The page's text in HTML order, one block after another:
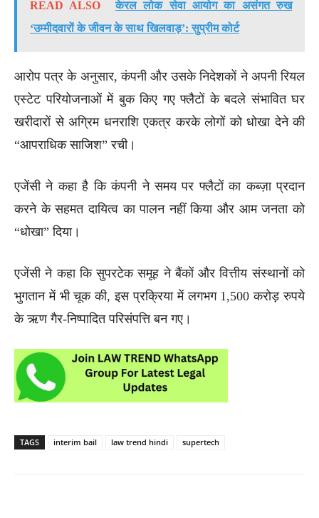
READ ALSO
केरल लोक सेवा आयोग का असंगत रुख
‘उम्मीदवारों के जीवन के साथ खिलवाड़’: सुप्रीम कोर्ट
आरोप पत्र के अनुसार, कंपनी और उसके निदेशकों ने अपनी रियल
एस्टेट परियोजनाओं में बुक किए गए फ्लैटों के बदले संभावित घर
खरीदारों से अग्रिम धनराशि एकत्र करके लोगों को धोखा देने की
“आपराधिक साजिश” रची।
एजेंसी ने कहा है कि कंपनी ने समय पर फ्लैटों का कब्ज़ा प्रदान
करने के सहमत दायित्व का पालन नहीं किया और आम जनता को
“धोखा” दिया।
एजेंसी ने कहा कि सुपरटेक समूह ने बैंकों और वित्तीय संस्थानों को
भुगतान में भी चूक की, इस प्रक्रिया में लगभग 1,500 करोड़ रुपये
के ऋण गैर-निष्पादित परिसंपत्ति बन गए।
TAGS interim bail law trend hindi supertech